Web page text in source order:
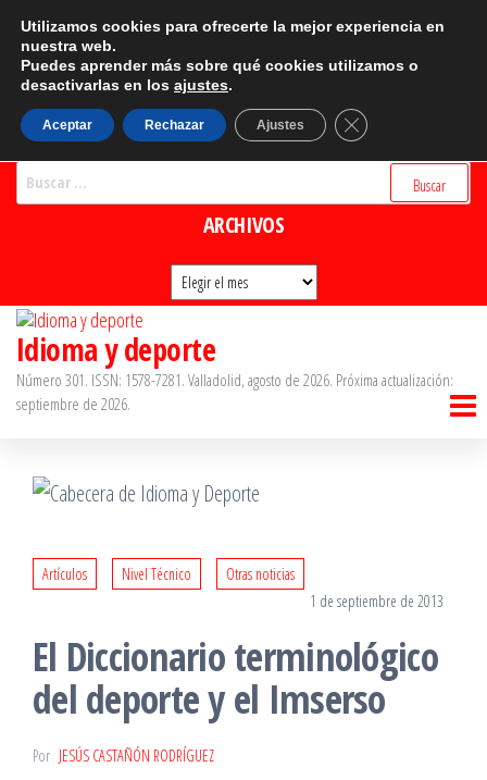
Saltar
contenido
CATEGORÍAS
Categorías
BUSCADOR
ARCHIVOS
Archivos
Idioma y deporte
Número 301. ISSN: 1578-7281. Valladolid, agosto de 2026. Próxima actualización:
septiembre de 2026.
Artículos Nivel Técnico
Otras noticias
1 de septiembre de 2013
El Diccionario terminológico
del deporte y el Imserso
Por JESÚS CASTAÑÓN RODRÍGUEZ
Utilizamos cookies para ofrecerte la mejor experiencia en
nuestra web.
Puedes aprender más sobre qué cookies utilizamos o
desactivarlas en los ajustes.
Aceptar Rechazar Ajustes Cerrar el banner